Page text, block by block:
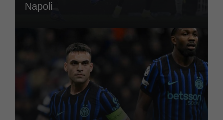
Napoli